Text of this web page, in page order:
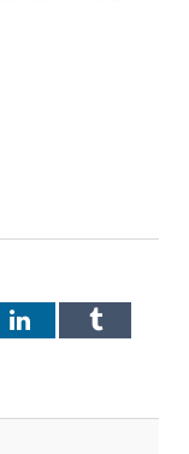
LinkedInTumblr